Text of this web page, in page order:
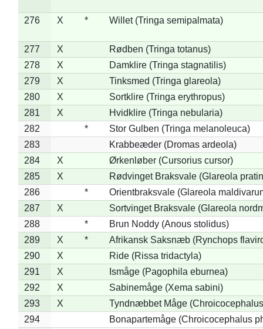
276 X * Willet (Tringa semipalmata)
277 X
Rødben (Tringa totanus)
278
X
Damklire (Tringa stagnatilis)
279
X
Tinksmed (Tringa glareola)
280
X
Sortklire (Tringa erythropus)
281
X
Hvidklire (Tringa nebularia)
282
*
Stor Gulben (Tringa melanoleuca)
283
Krabbeæder (Dromas ardeola)
284
X
Ørkenløber (Cursorius cursor)
285
X
Rødvinget Braksvale (Glareola
286
*
Orientbraksvale (Glareola
287
X
Sortvinget Braksvale (Glareola
288
*
Brun Noddy (Anous stolidus)
289
X *
Afrikansk Saksnæb (Rynchops
290
X
Ride (Rissa tridactyla)
291
X
Ismåge (Pagophila eburnea)
292
X
Sabinemåge (Xema sabini)
293
X
Tyndnæbbet Måge
294
Bonapartemåge (Chroicocephalus